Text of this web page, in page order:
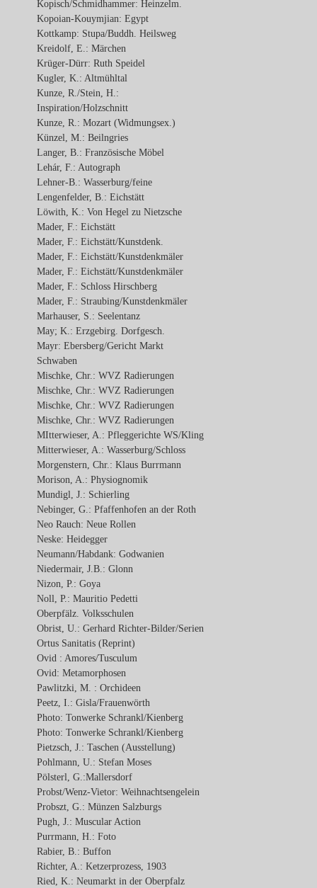
Kopisch/Schmidhammer: Heinzelm.
Kopoian-Kouymjian: Egypt
Kottkamp: Stupa/Buddh. Heilsweg
Kreidolf, E.: Märchen
Krüger-Dürr: Ruth Speidel
Kugler, K.: Altmühltal
Kunze, R./Stein, H.:
Inspiration/Holzschnitt
Kunze, R.: Mozart (Widmungsex.)
Künzel, M.: Beilngries
Langer, B.: Französische Möbel
Lehár, F.: Autograph
Lehner-B.: Wasserburg/feine
Lengenfelder, B.: Eichstätt
Löwith, K.: Von Hegel zu Nietzsche
Mader, F.: Eichstätt
Mader, F.: Eichstätt/Kunstdenk.
Mader, F.: Eichstätt/Kunstdenkmäler
Mader, F.: Eichstätt/Kunstdenkmäler
Mader, F.: Schloss Hirschberg
Mader, F.: Straubing/Kunstdenkmäler
Marhauser, S.: Seelentanz
May; K.: Erzgebirg. Dorfgesch.
Mayr: Ebersberg/Gericht Markt
Schwaben
Mischke, Chr.: WVZ Radierungen
Mischke, Chr.: WVZ Radierungen
Mischke, Chr.: WVZ Radierungen
Mischke, Chr.: WVZ Radierungen
MItterwieser, A.: Pfleggerichte WS/Kling
Mitterwieser, A.: Wasserburg/Schloss
Morgenstern, Chr.: Klaus Burrmann
Morison, A.: Physiognomik
Mundigl, J.: Schierling
Nebinger, G.: Pfaffenhofen an der Roth
Neo Rauch: Neue Rollen
Neske: Heidegger
Neumann/Habdank: Godwanien
Niedermair, J.B.: Glonn
Nizon, P.: Goya
Noll, P.: Mauritio Pedetti
Oberpfälz. Volksschulen
Obrist, U.: Gerhard Richter-Bilder/Serien
Ortus Sanitatis (Reprint)
Ovid : Amores/Tusculum
Ovid: Metamorphosen
Pawlitzki, M. : Orchideen
Peetz, I.: Gisla/Frauenwörth
Photo: Tonwerke Schrankl/Kienberg
Photo: Tonwerke Schrankl/Kienberg
Pietzsch, J.: Taschen (Ausstellung)
Pohlmann, U.: Stefan Moses
Pölsterl, G.:Mallersdorf
Probst/Wenz-Vietor: Weihnachtsengelein
Probszt, G.: Münzen Salzburgs
Pugh, J.: Muscular Action
Purrmann, H.: Foto
Rabier, B.: Buffon
Richter, A.: Ketzerprozess, 1903
Ried, K.: Neumarkt in der Oberpfalz